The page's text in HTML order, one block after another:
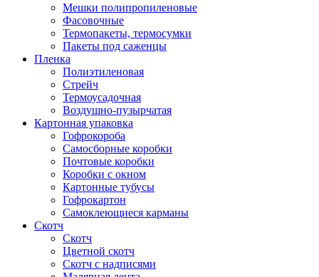
Мешки полипропиленовые
Фасовочные
Термопакеты, термосумки
Пакеты под саженцы
Пленка
Полиэтиленовая
Стрейч
Термоусадочная
Воздушно-пузырчатая
Картонная упаковка
Гофрокороба
Самосборные коробки
Почтовые коробки
Коробки с окном
Картонные тубусы
Гофрокартон
Самоклеющиеся карманы
Скотч
Скотч
Цветной скотч
Скотч с надписями